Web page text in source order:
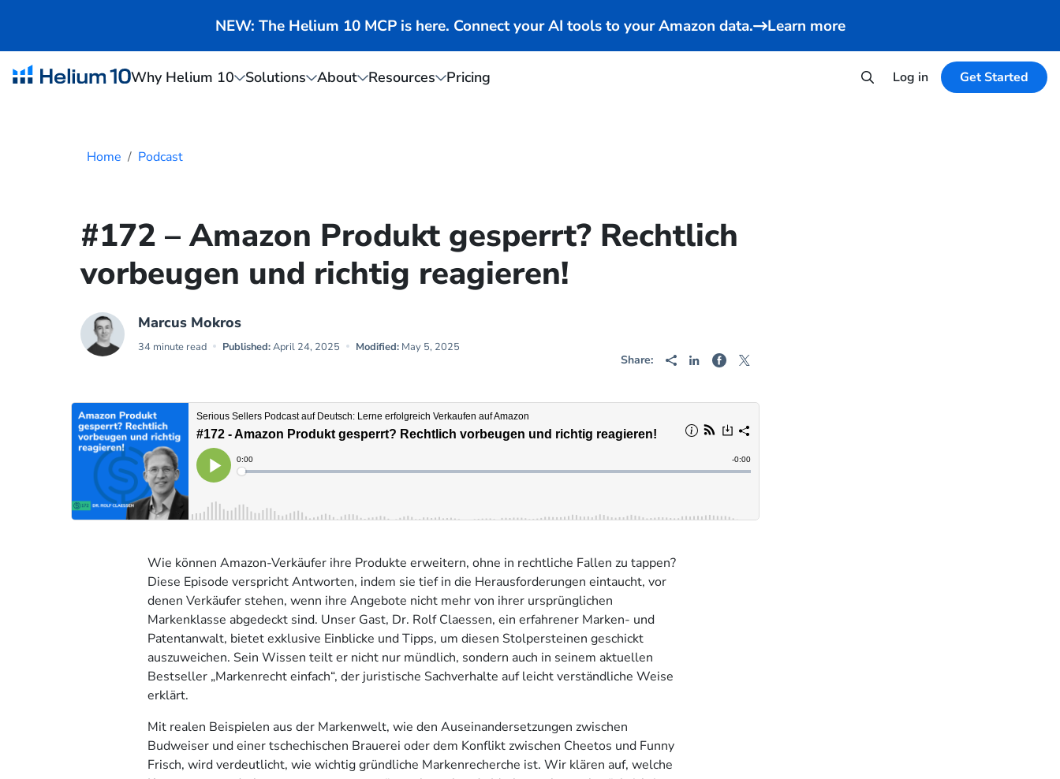
NEW: The Helium 10 MCP is here. Connect your AI tools to your Amazon data. Learn more
Why Helium 10 Solutions About Resources Pricing Log in Get Started
Home Podcast
#172 – Amazon Produkt gesperrt? Rechtlich
vorbeugen und richtig reagieren!
Marcus Mokros
34 minute read Published:April 24, 2025 Modified: May 5, 2025
Share:
Wie können Amazon-Verkäufer ihre Produkte erweitern, ohne in rechtliche Fallen zu tappen?
Diese Episode verspricht Antworten, indem sie tief in die Herausforderungen eintaucht, vor
denen Verkäufer stehen, wenn ihre Angebote nicht mehr von ihrer ursprünglichen
Markenklasse abgedeckt sind. Unser Gast, Dr. Rolf Claessen, ein erfahrener Marken- und
Patentanwalt, bietet exklusive Einblicke und Tipps, um diesen Stolpersteinen geschickt
auszuweichen. Sein Wissen teilt er nicht nur mündlich, sondern auch in seinem aktuellen
Bestseller „Markenrecht einfach“, der juristische Sachverhalte auf leicht verständliche Weise
erklärt.
Mit realen Beispielen aus der Markenwelt, wie den Auseinandersetzungen zwischen
Budweiser und einer tschechischen Brauerei oder dem Konflikt zwischen Cheetos und Funny
Frisch, wird verdeutlicht, wie wichtig gründliche Markenrecherche ist. Wir klären auf, welche